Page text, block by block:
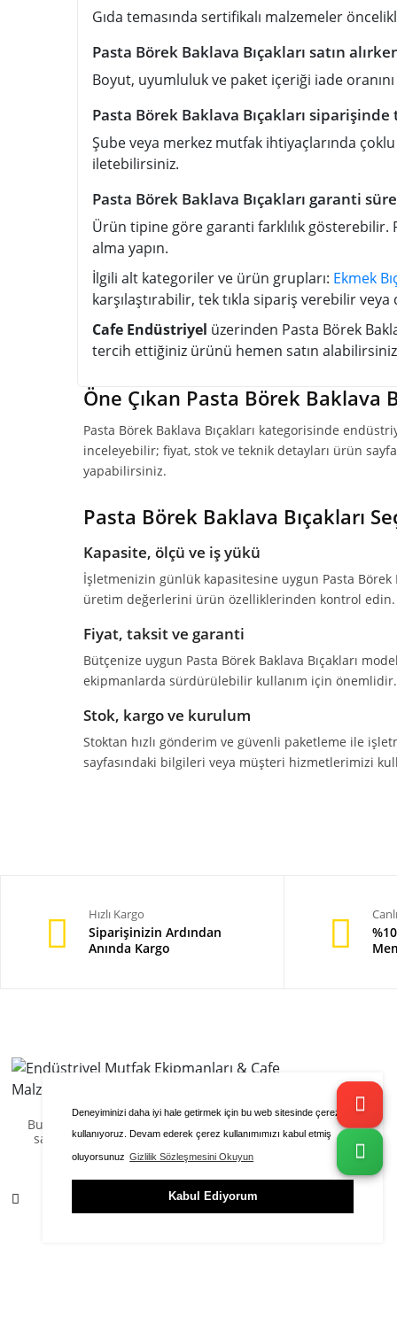
Deneyiminizi daha iyi hale getirmek için bu web sitesinde çerezleri
kullanıyoruz. Devam ederek çerez kullanımımızı kabul etmiş
oluyorsunuz Gizlilik Sözleşmesini Okuyun
Kabul Ediyorum
Gıda temasında sertifikalı malzemeler
Pasta Börek Baklava Bıçakları satın
Boyut, uyumluluk ve paket içeriği iade
Pasta Börek Baklava Bıçakları
Şube veya merkez mutfak ihtiyaçlarında
iletebilirsiniz.
Pasta Börek Baklava Bıçakları garanti
Ürün tipine göre garanti farklılık gösterebilir.
alma yapın.
İlgili alt kategoriler ve ürün grupları: Ekmek
karşılaştırabilir, tek tıkla sipariş verebilir
Cafe Endüstriyel üzerinden Pasta Börek
tercih ettiğiniz ürünü hemen satın
Öne Çıkan Pasta Börek Baklava
Pasta Börek Baklava Bıçakları kategorisinde
inceleyebilir; fiyat, stok ve teknik detayları ürün
yapabilirsiniz.
Pasta Börek Baklava Bıçakları
Kapasite, ölçü ve iş yükü
İşletmenizin günlük kapasitesine uygun Pasta
üretim değerlerini ürün özelliklerinden kontrol edin.
Fiyat, taksit ve garanti
Bütçenize uygun Pasta Börek Baklava Bıçakları
ekipmanlarda sürdürülebilir kullanım için önemlidir.
Stok, kargo ve kurulum
Stoktan hızlı gönderim ve güvenli paketleme ile
sayfasındaki bilgileri veya müşteri hizmetlerimizi
Hızlı Kargo
Siparişinizin Ardından
Anında Kargo
Bu sitenin içeriği ve görselleri kopyalanamaz veya
satılamaz.Yazılımı Cafe Endüstriyel tarafından
hazırlanmıştır.